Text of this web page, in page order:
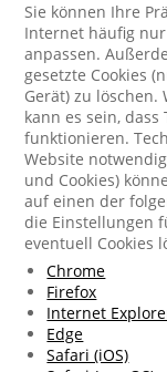
Sie können Ihre
Internet häufig
anpassen.
gesetzte Cookies
Gerät) zu löschen.
kann es sein,
funktionieren.
Website
und Cookies)
auf einen der
die Einstellungen
eventuell Cookies
Chrome
Firefox
Internet
Edge
Safari (iOS)